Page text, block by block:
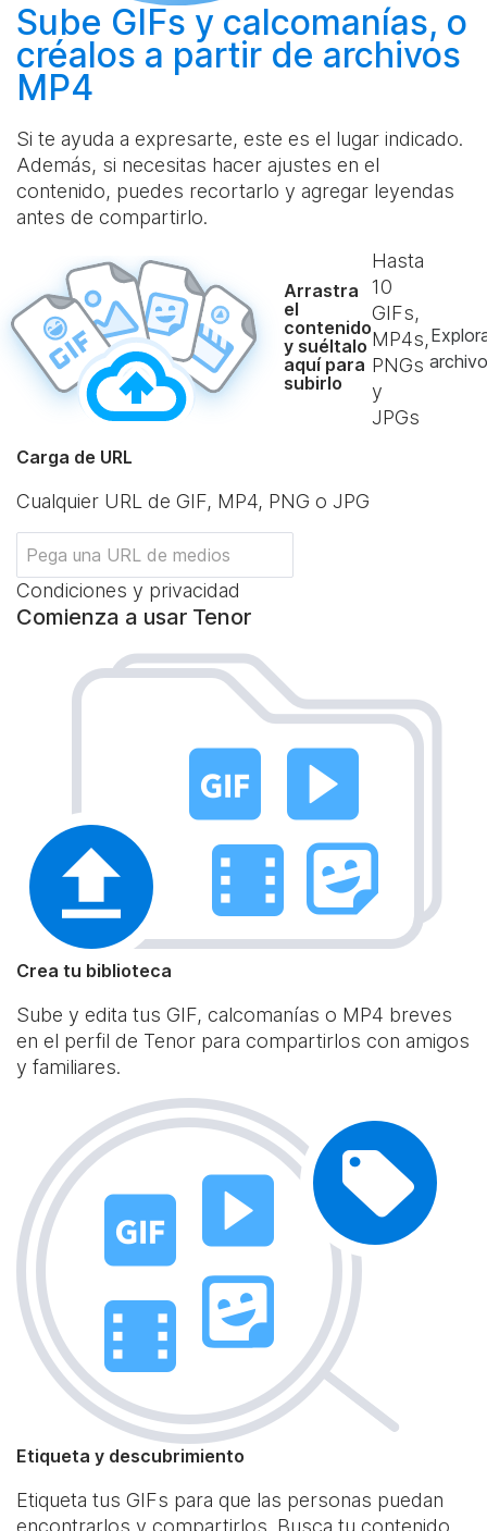
Sube GIFs y calcomanías, o
créalos a partir de archivos
MP4
Si te ayuda a expresarte, este es el lugar indicado.
Además, si necesitas hacer ajustes en el
contenido, puedes recortarlo y agregar leyendas
antes de compartirlo.
Arrastra
el
contenido
y suéltalo
aquí para
subirlo
Hasta
10
GIFs,
MP4s,
PNGs
y
JPGs
Carga de URL
Cualquier URL de GIF, MP4, PNG o JPG
Condiciones y privacidad
Comienza a usar Tenor
Crea tu biblioteca
Sube y edita tus GIF, calcomanías o MP4 breves
en el perfil de Tenor para compartirlos con amigos
y familiares.
Etiqueta y descubrimiento
Etiqueta tus GIFs para que las personas puedan
encontrarlos y compartirlos. Busca tu contenido